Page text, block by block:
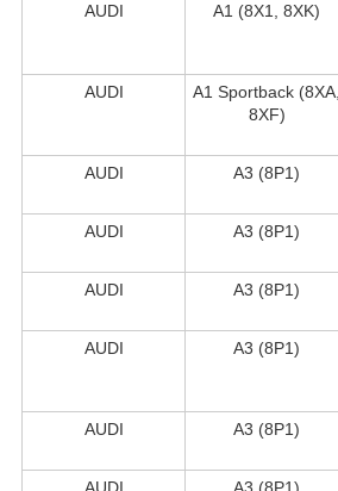
AUDI
A1 (8X1, 8XK)
AUDI
A1 Sportback (8XA,
8XF)
AUDI
A3 (8P1)
AUDI
A3 (8P1)
AUDI
A3 (8P1)
AUDI
A3 (8P1)
AUDI
A3 (8P1)
AUDI
A3 (8P1)